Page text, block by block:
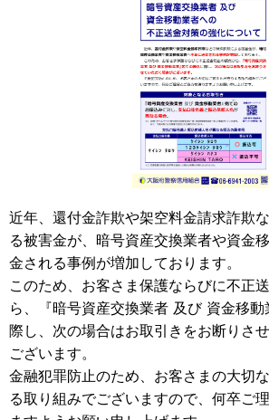
近年、還付金詐欺や架空料金請求詐欺
る被害金が、暗号資産交換業者や資金
金される事例が増加しております。
このため、お客さま保護ならびに不正
ら、『暗号資産交換業者 及び 資金移
際し、次の場合はお取引きをお断りさ
ございます。
金融犯罪防止のため、お客さまの大切
る取り組みでございますので、何卒ご